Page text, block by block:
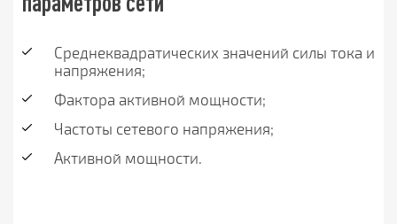
Среднеквадратических значений силы тока и
напряжения;
Фактора активной мощности;
Частоты сетевого напряжения;
Активной мощности.